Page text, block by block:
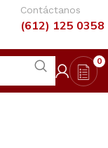
Contáctanos
(612) 125 0358
0